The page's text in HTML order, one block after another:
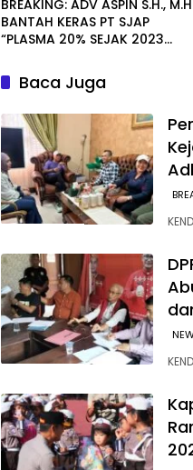
BREAKING: ADV ASPIN S.H., M.H
BANTAH KERAS PT SJAP
“PLASMA 20% SEJAK 2023
WARGA WAWOONE!
Baca Juga